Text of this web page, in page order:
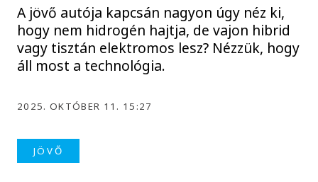
A jövő autója kapcsán nagyon úgy néz ki,
hogy nem hidrogén hajtja, de vajon hibrid
vagy tisztán elektromos lesz? Nézzük, hogy
áll most a technológia.
2025. OKTÓBER 11. 15:27
JÖVŐ